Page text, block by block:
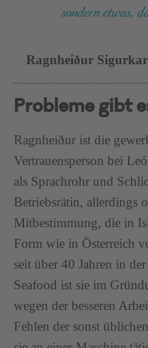
sondern etwas,
Ragnheiður
Probleme gibt
Ragnheiður ist die
Vertrauensperson bei
als Sprachrohr und
Betriebsrätin, allerdings
Mitbestimmung, die in
Form wie in Österreich
seit über 40 Jahren in
Seafood ist sie im
wegen der besseren
Fehlen der sonst